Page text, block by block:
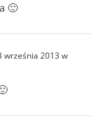
🙂
września 2013 w